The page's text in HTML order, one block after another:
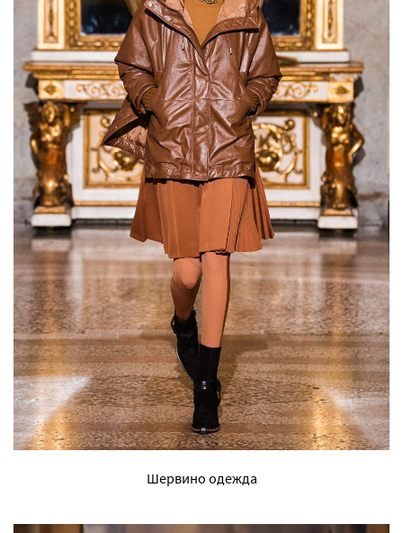
Шервино одежда